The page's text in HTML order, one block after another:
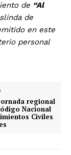
de “Al
de
en este
personal
regional
Nacional
Civiles